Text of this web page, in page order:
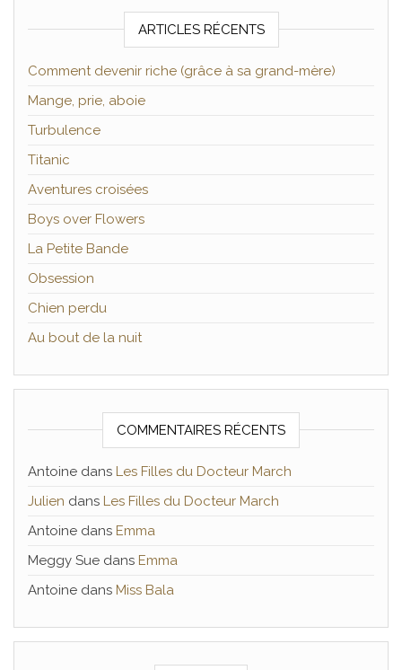
ARTICLES RÉCENTS
Comment devenir riche (grâce à sa grand-mère)
Mange, prie, aboie
Turbulence
Titanic
Aventures croisées
Boys over Flowers
La Petite Bande
Obsession
Chien perdu
Au bout de la nuit
COMMENTAIRES RÉCENTS
Antoine dans Les Filles du Docteur March
Julien dans Les Filles du Docteur March
Antoine dans Emma
Meggy Sue dans Emma
Antoine dans Miss Bala